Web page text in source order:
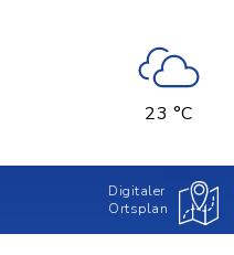
23 °C
Digitaler
Ortsplan